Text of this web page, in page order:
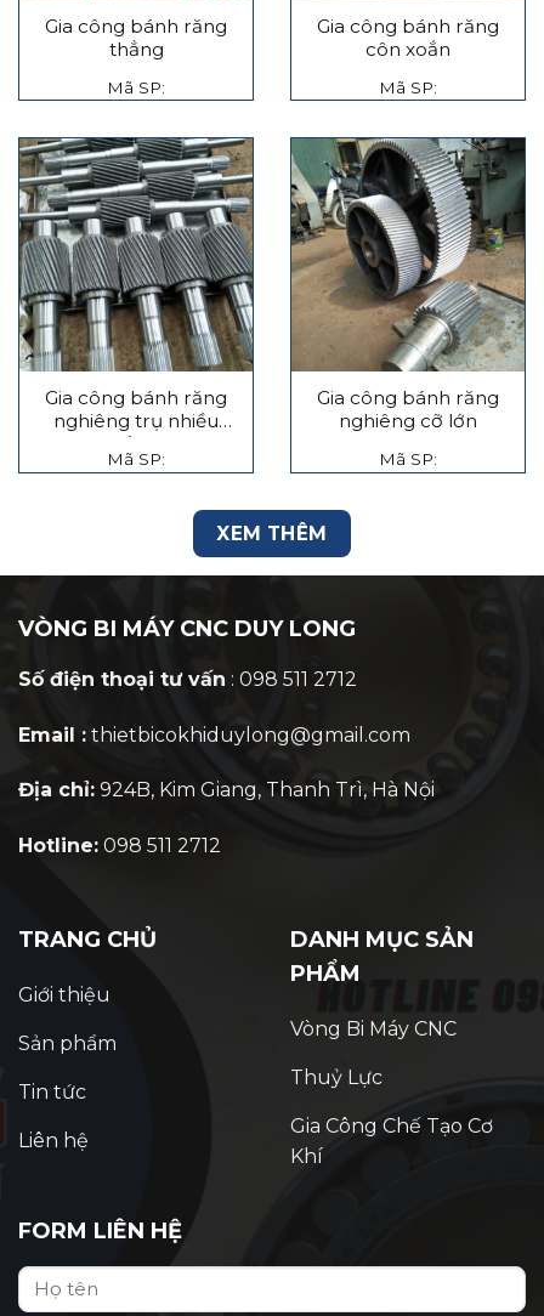
Gia công bánh răng
thẳng
Mã SP:
Gia công bánh răng
côn xoắn
Mã SP:
Gia công bánh răng
nghiêng trụ nhiều
tầng
Mã SP:
Gia công bánh răng
nghiêng cỡ lớn
Mã SP:
XEM THÊM
VÒNG BI MÁY CNC DUY LONG
Số điện thoại tư vấn : 098 511 2712
Email : thietbicokhiduylong@gmail.com
Địa chỉ: 924B, Kim Giang, Thanh Trì, Hà Nội
Hotline: 098 511 2712
TRANG CHỦ
Giới thiệu
Sản phẩm
Tin tức
Liên hệ
DANH MỤC SẢN
PHẨM
Vòng Bi Máy CNC
Thuỷ Lực
Gia Công Chế Tạo Cơ
Khí
FORM LIÊN HỆ